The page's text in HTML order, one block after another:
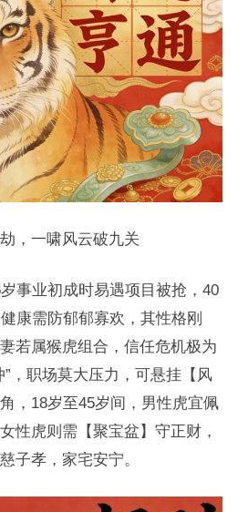
，一啸风云破九关
事业初成时易遇项目被抢，40
康需防郁郁寡欢，其性格刚
若属猴虎组合，信任危机极为
，职场莫大压力，可悬挂【风
，18岁至45岁间，男性虎宜佩
性虎则需【聚宝盆】守正财，
子孝，家宅安宁。